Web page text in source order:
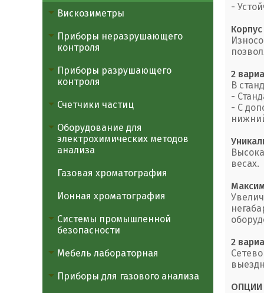
Вискозиметры
Приборы неразрушающего
контроля
Приборы разрушающего
контроля
Счетчики частиц
Оборудование для
электрохимических методов
анализа
Газовая хроматография
Ионная хроматография
Системы промышленной
безопасности
Мебель лабораторная
Приборы для газового анализа
-
2
В
-
- С
весах.
2
ОПЦИИ